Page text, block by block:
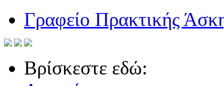
Γραφείο Πρακτικής
Βρίσκεστε εδώ: